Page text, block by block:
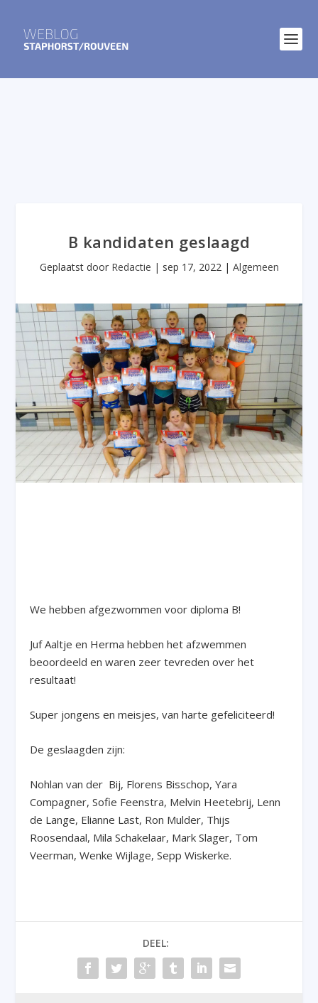
B kandidaten geslaagd
Geplaatst door Redactie | sep 17, 2022| Algemeen
We hebben afgezwommen voor diploma B!
Juf Aaltje en Herma hebben het afzwemmen
beoordeeld en waren zeer tevreden over het
resultaat!
Super jongens en meisjes, van harte gefeliciteerd!
De geslaagden zijn:
Nohlan van der Bij, Florens Bisschop, Yara
Compagner, Sofie Feenstra, Melvin Heetebrij, Lenn
de Lange, Elianne Last, Ron Mulder, Thijs
Roosendaal, Mila Schakelaar, Mark Slager, Tom
Veerman, Wenke Wijlage, Sepp Wiskerke.
DEEL: